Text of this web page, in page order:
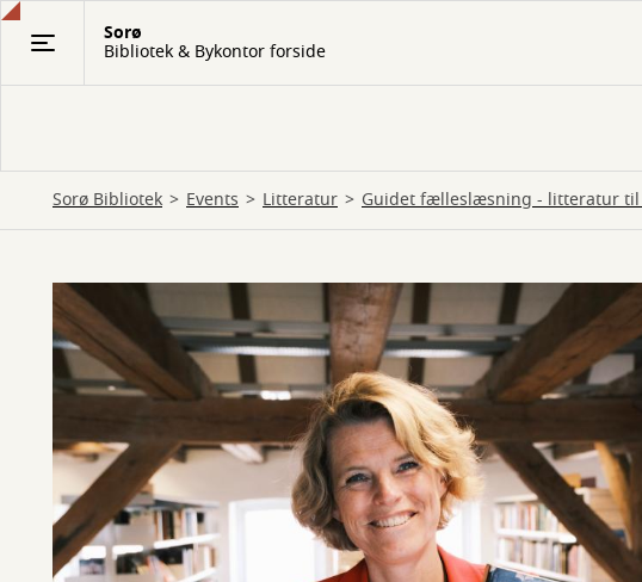
Gå
Sorø
Bibliotek & Bykontor forside
Sorø Bibliotek Events Litteratur Guidet fælleslæsning - litteratur til